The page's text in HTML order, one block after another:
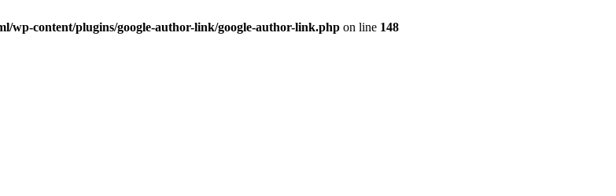
wp-content/plugins/google-author-link/google-author-link.php on line 148